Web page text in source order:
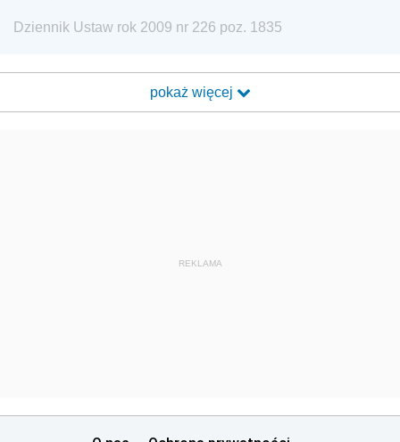
Dziennik Ustaw rok 2009 nr 226 poz. 1835
pokaż więcej
REKLAMA